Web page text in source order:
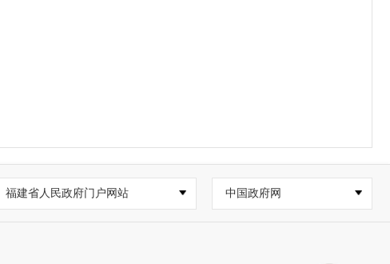
福建省人民政府门户网站 中国政府网